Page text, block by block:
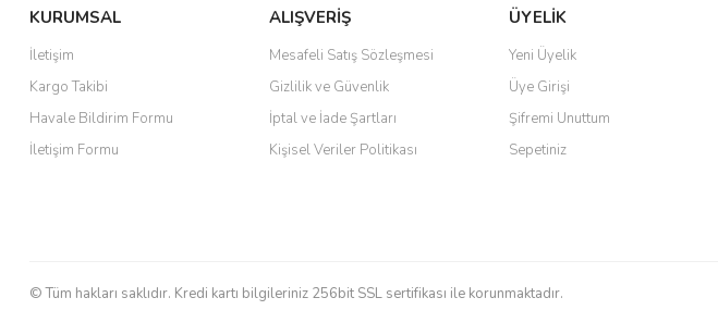
KURUMSAL
İletişim
Kargo Takibi
Havale Bildirim Formu
İletişim Formu
ALIŞVERİŞ
Mesafeli Satış Sözleşmesi
Gizlilik ve Güvenlik
İptal ve İade Şartları
Kişisel Veriler Politikası
ÜYELİK
Yeni Üyelik
Üye Girişi
Şifremi Unuttum
Sepetiniz
© Tüm hakları saklıdır. Kredi kartı bilgileriniz 256bit SSL sertifikası ile korunmaktadır.